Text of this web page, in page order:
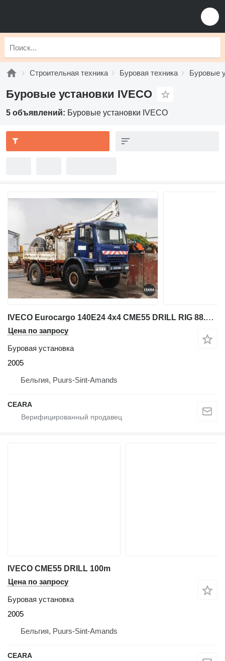
Строительная техника Буровая техника Буровые
Буровые установки IVECO
5 объявлений: Буровые установки IVECO
IVECO Eurocargo 140E24 4x4 CME55 DRILL RIG 88.000 KM
Цена по запросу
Буровая установка
2005
Бельгия, Puurs-Sint-Amands
CEARA
IVECO CME55 DRILL 100m
Цена по запросу
Буровая установка
2005
Бельгия, Puurs-Sint-Amands
CEARA